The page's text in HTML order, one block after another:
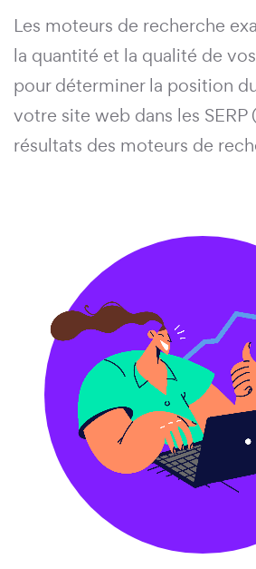
Les moteurs de recherche
la quantité et la qualité de
pour déterminer la position
votre site web dans les SERP
résultats des moteurs de